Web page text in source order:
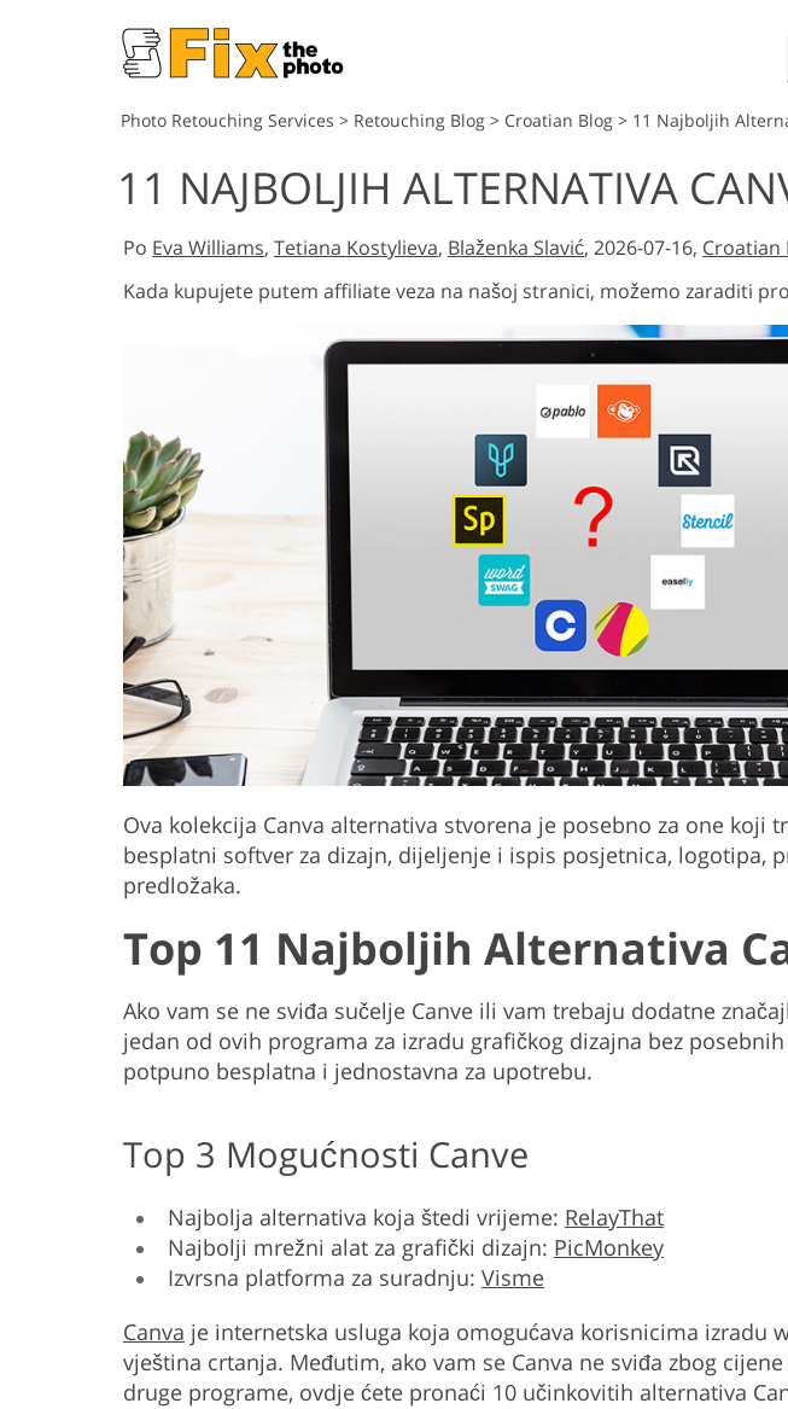
Portrait Retouching
Wedding Photo Editing
Product Photo Editing
Lightroom
Lightroom Presets
Entire LR Preset
Collections
Best Deal Presets
Mobile Collection
Photo Retouching Services > Retouching Blog > Croatian Blog > 11 Najboljih
11 NAJBOLJIH ALTERNATIVA
Po Eva Williams, Tetiana Kostylieva, Blaženka Slavić, 2026-07-16, Croatian
Kada kupujete putem affiliate veza na našoj stranici, možemo zaraditi
Ova kolekcija Canva alternativa stvorena je posebno za one koji
besplatni softver za dizajn, dijeljenje i ispis posjetnica, logotipa,
predložaka.
Top 11 Najboljih Alternativa
Ako vam se ne sviđa sučelje Canve ili vam trebaju dodatne
jedan od ovih programa za izradu grafičkog dizajna bez
potpuno besplatna i jednostavna za upotrebu.
Top 3 Mogućnosti Canve
Najbolja alternativa koja štedi vrijeme: RelayThat
Najbolji mrežni alat za grafički dizajn: PicMonkey
Izvrsna platforma za suradnju: Visme
Canva je internetska usluga koja omogućava korisnicima izradu
vještina crtanja. Međutim, ako vam se Canva ne sviđa zbog
druge programe, ovdje ćete pronaći 10 učinkovitih alternativa